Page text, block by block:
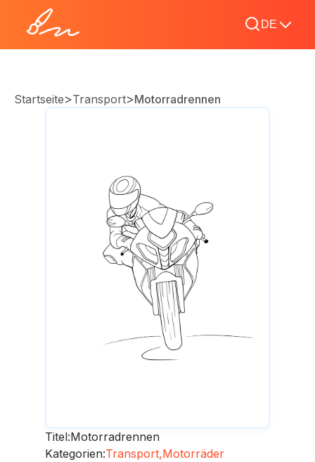
DE
Startseite>Transport>Motorradrennen
Titel:Motorradrennen
Kategorien:Transport,Motorräder